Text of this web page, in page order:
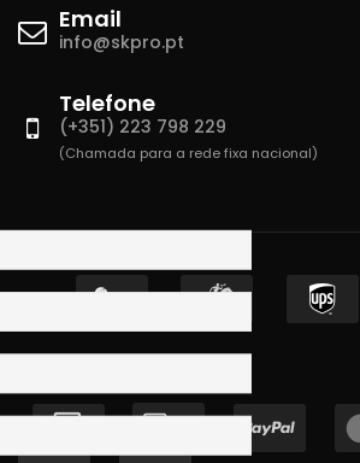
Email
info@skpro.pt
Telefone
(+351) 223 798 229
(Chamada para a rede fixa nacional)